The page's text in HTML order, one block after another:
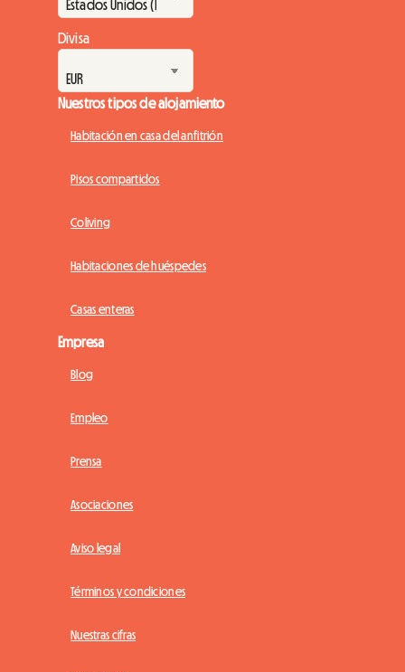
Divisa
Nuestros tipos de alojamiento
Habitación en casa del anfitrión
Pisos compartidos
Coliving
Habitaciones de huéspedes
Casas enteras
Empresa
Blog
Empleo
Prensa
Asociaciones
Aviso legal
Términos y condiciones
Nuestras cifras